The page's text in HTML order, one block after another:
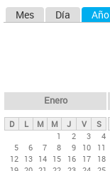
ds
p
Mes Día Año
Enero
D L M M J V
S
1
2 3
4
5
6 7 8 9 10
11
12 13 14 15 16 17
18